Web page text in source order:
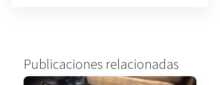
Publicaciones relacionadas